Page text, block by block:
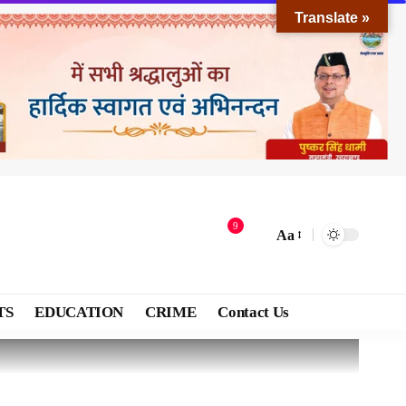
9
Aa
EDUCATION CRIME Contact Us
Translate »